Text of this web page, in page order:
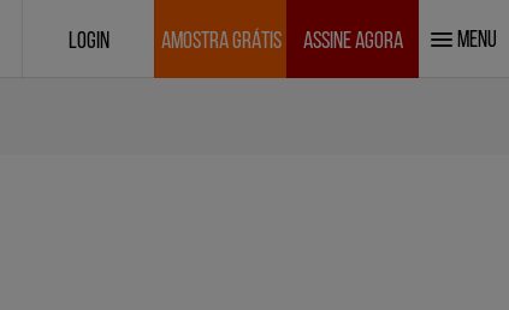
LOGIN AMOSTRA GRÁTIS ASSINE AGORA MENU